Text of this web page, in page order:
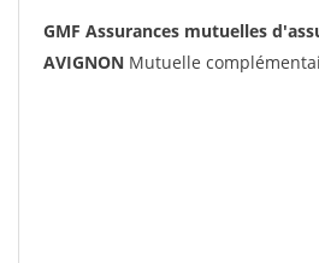
GMF Assurances mutuelles
AVIGNON Mutuelle